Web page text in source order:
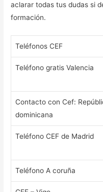
aclarar todas tus dudas si
formación.
Teléfonos CEF
Teléfono gratis Valencia
Contacto con Cef:
dominicana
Teléfono CEF de Madrid
Teléfono A coruña